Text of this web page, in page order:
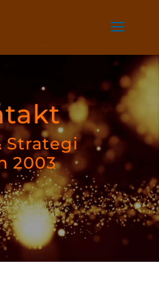
Strategi
2003